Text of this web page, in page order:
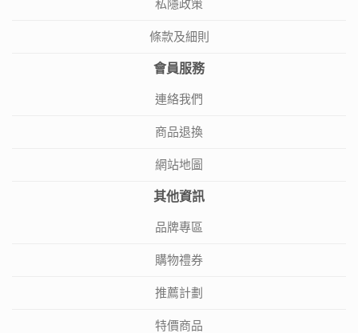
私隱政策
條款及細則
會員服務
連絡我們
商品退換
網站地圖
其他資訊
品牌專區
購物禮券
推薦計劃
特價商品